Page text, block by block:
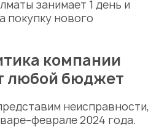
занимает 1 день и
покупку нового
компании
любой бюджет
неисправности,
2024 года.